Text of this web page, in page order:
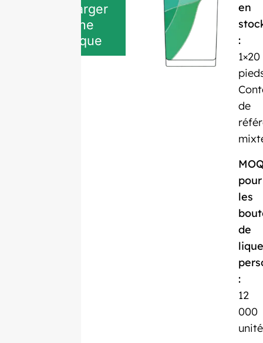
Télécharger
la fiche
technique
en
:
1×20
de
pour
les
de
:
12
000